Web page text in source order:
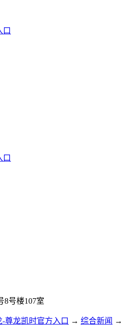
口
口
8号楼107室
尊龙凯时官方入口 → 综合新闻 →